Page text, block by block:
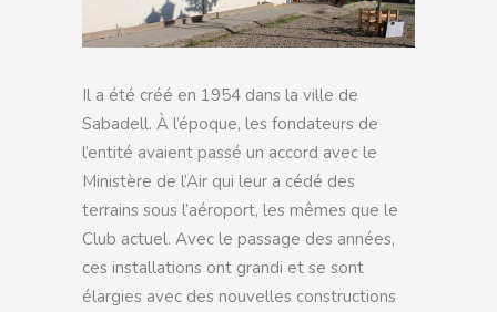
Il a été créé en 1954 dans la ville de
Sabadell. À l’époque, les fondateurs de
l’entité avaient passé un accord avec le
Ministère de l’Air qui leur a cédé des
terrains sous l’aéroport, les mêmes que le
Club actuel. Avec le passage des années,
ces installations ont grandi et se sont
élargies avec des nouvelles constructions